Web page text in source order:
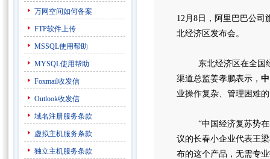
万网空间如何备案
FTP软件上传
MSSQL使用帮助
MYSQL使用帮助
Foxmail收发信
Outlook收发信
域名注册服务条款
虚拟主机服务条款
独立主机服务条款
12月8日，阿里巴巴公司
北经济区发布会。
东北经济区在全国经
渠道总监姜孝鹏表示，
业操作复杂、管理困难
“中国经济复苏势在即
议的长春小企业代表王
布的这个产品，无需专